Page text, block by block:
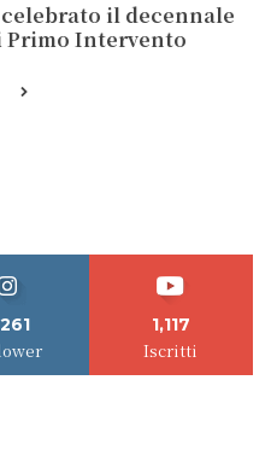
il decennale
Intervento
1,117
Iscritti